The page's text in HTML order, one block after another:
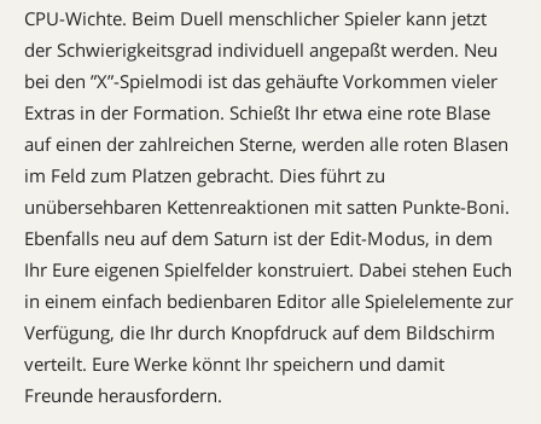
CPU-Wichte. Beim Duell menschlicher Spieler kann jetzt
der Schwierigkeitsgrad individuell angepaßt werden. Neu
bei den ”X”-Spielmodi ist das gehäufte Vorkommen vieler
Extras in der Forma­tion. Schießt Ihr etwa eine rote Blase
auf einen der zahlreichen Sterne, werden alle roten Blasen
im Feld zum Platzen gebracht. Dies führt zu
unübersehbaren Kettenreaktionen mit satten Punkte-Boni.
Ebenfalls neu auf dem Saturn ist der Edit-Modus, in dem
Ihr Eure eigenen Spiel­felder konstruiert. Dabei stehen Euch
in einem einfach bedienbaren Editor alle Spielelemente zur
Verfügung, die Ihr durch Knopfdruck auf dem Bildschirm
verteilt. Eure Werke könnt Ihr speichern und damit
Freunde heraus­fordern.